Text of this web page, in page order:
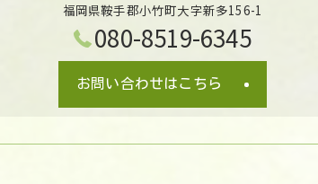
福岡県鞍手郡小竹町大字新多156-1
080-8519-6345
お問い合わせはこちら